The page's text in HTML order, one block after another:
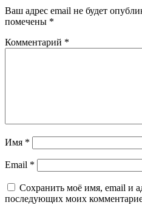
Ваш адрес email не будет
помечены *
Комментарий *
Имя *
Email *
Сохранить моё имя, email и
последующих моих